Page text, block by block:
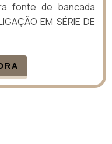
fonte de bancada
EM SÉRIE DE